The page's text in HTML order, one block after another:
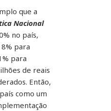
que a
Nacional
no país,
para
para
de reais
Então,
como um